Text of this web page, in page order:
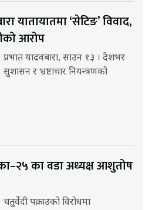
यातायातमा ‘सेटिङ’ विवाद,
आरोप
प्रभात यादवबारा, साउन १३ । देशभर
सुशासन र भ्रष्टाचार नियन्त्रणको
का वडा अध्यक्ष आशुतोष
चतुर्वेदी पक्राउको विरोधमा